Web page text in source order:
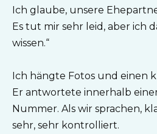
Ich glaube, unsere
Es tut mir sehr leid, aber ich
wissen.“
Ich hängte Fotos und einen
Er antwortete innerhalb
Nummer. Als wir sprachen,
sehr, sehr kontrolliert.